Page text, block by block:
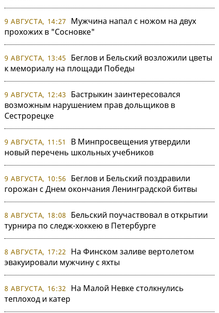
9 АВГУСТА, 14:27
Мужчина напал с ножом на двух
прохожих в "Сосновке"
9 АВГУСТА, 13:45
Беглов и Бельский возложили цветы
к мемориалу на площади Победы
9 АВГУСТА, 12:43
Бастрыкин заинтересовался
возможным нарушением прав дольщиков в
Сестрорецке
9 АВГУСТА, 11:51
В Минпросвещения утвердили
новый перечень школьных учебников
9 АВГУСТА, 10:56
Беглов и Бельский поздравили
горожан с Днем окончания Ленинградской битвы
8 АВГУСТА, 18:08
Бельский поучаствовал в открытии
турнира по следж-хоккею в Петербурге
8 АВГУСТА, 17:22
На Финском заливе вертолетом
эвакуировали мужчину с яхты
8 АВГУСТА, 16:32
На Малой Невке столкнулись
теплоход и катер